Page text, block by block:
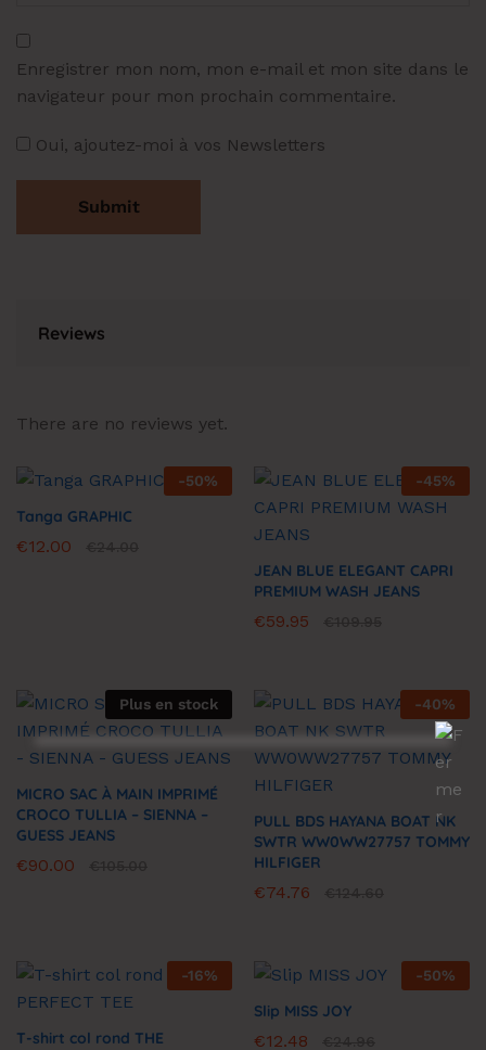
Enregistrer mon nom, mon e-mail et mon site dans le
navigateur pour mon prochain commentaire.
Oui, ajoutez-moi à vos Newsletters
Reviews
There are no reviews yet.
-50%
Tanga GRAPHIC
€12.00
-45%
JEAN BLUE ELEGANT CAPRI
PREMIUM WASH JEANS
€59.95
Plus en stock
MICRO SAC À MAIN IMPRIMÉ
CROCO TULLIA – SIENNA –
GUESS JEANS
€90.00
-40%
PULL BDS HAYANA BOAT NK
SWTR WW0WW27757 TOMMY
HILFIGER
€74.76
-16%
T-shirt col rond THE
-50%
Slip MISS JOY
€12.48